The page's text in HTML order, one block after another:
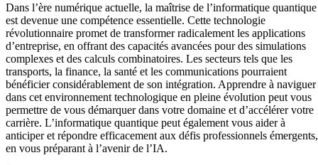
Dans l’ère numérique actuelle, la maîtrise de l’informatique quantique
est devenue une compétence essentielle. Cette technologie
révolutionnaire promet de transformer radicalement les applications
d’entreprise, en offrant des capacités avancées pour des simulations
complexes et des calculs combinatoires. Les secteurs tels que les
transports, la finance, la santé et les communications pourraient
bénéficier considérablement de son intégration. Apprendre à naviguer
dans cet environnement technologique en pleine évolution peut vous
permettre de vous démarquer dans votre domaine et d’accélérer votre
carrière. L’informatique quantique peut également vous aider à
anticiper et répondre efficacement aux défis professionnels émergents,
en vous préparant à l’avenir de l’IA.